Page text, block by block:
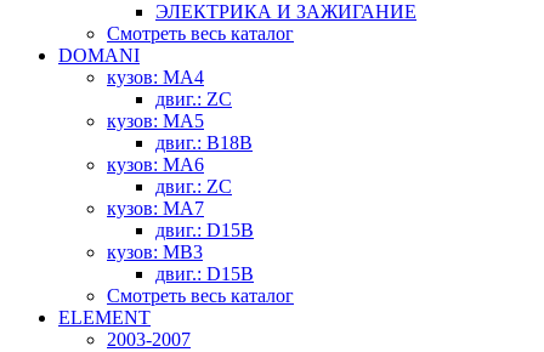
ЭЛЕКТРИКА И ЗАЖИГАНИЕ
Смотреть весь каталог
DOMANI
кузов: MA4
двиг.: ZC
кузов: MA5
двиг.: B18B
кузов: MA6
двиг.: ZC
кузов: MA7
двиг.: D15B
кузов: MB3
двиг.: D15B
Смотреть весь каталог
ELEMENT
2003-2007